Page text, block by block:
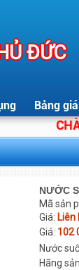
ĐỨC
Bảng giá
CHÀO
NƯỚC
Mã sản
Giá: Liên
Giá: 102
Nước
Hãng